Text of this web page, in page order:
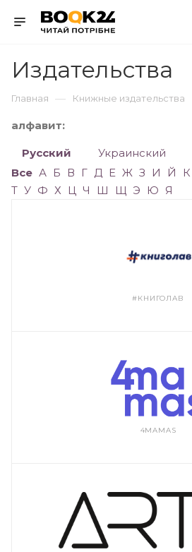
Издательства
Главная — Книжные издательства
алфавит:
Русский Украинский
Все А Б В Г Д Е Ж З И Й К
Т У Ф Х Ц Ч Ш Щ Э Ю Я
#КНИГОЛАВ
4MAMAS